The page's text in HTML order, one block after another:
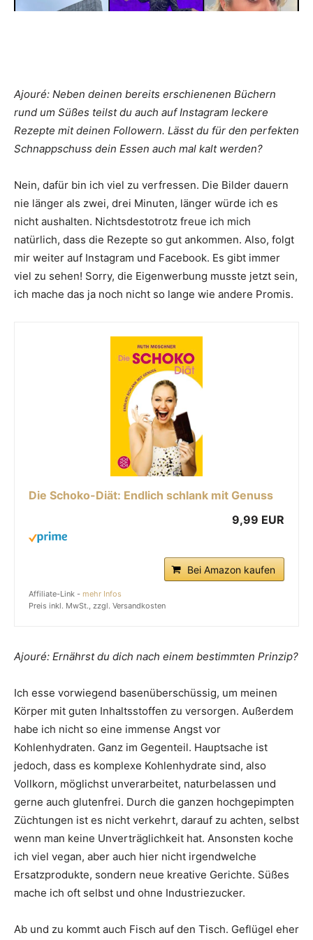
Ajouré: Neben deinen bereits erschienenen Büchern
rund um Süßes teilst du auch auf Instagram leckere
Rezepte mit deinen Followern. Lässt du für den perfekten
Schnappschuss dein Essen auch mal kalt werden?
Nein, dafür bin ich viel zu verfressen. Die Bilder dauern
nie länger als zwei, drei Minuten, länger würde ich es
nicht aushalten. Nichtsdestotrotz freue ich mich
natürlich, dass die Rezepte so gut ankommen. Also, folgt
mir weiter auf Instagram und Facebook. Es gibt immer
viel zu sehen! Sorry, die Eigenwerbung musste jetzt sein,
ich mache das ja noch nicht so lange wie andere Promis.
Die Schoko-Diät: Endlich schlank mit Genuss
9,99 EUR
Bei Amazon kaufen
Affiliate-Link - mehr Infos
Preis inkl. MwSt., zzgl. Versandkosten
Ajouré: Ernährst du dich nach einem bestimmten Prinzip?
Ich esse vorwiegend basenüberschüssig, um meinen
Körper mit guten Inhaltsstoffen zu versorgen. Außerdem
habe ich nicht so eine immense Angst vor
Kohlenhydraten. Ganz im Gegenteil. Hauptsache ist
jedoch, dass es komplexe Kohlenhydrate sind, also
Vollkorn, möglichst unverarbeitet, naturbelassen und
gerne auch glutenfrei. Durch die ganzen hochgepimpten
Züchtungen ist es nicht verkehrt, darauf zu achten, selbst
wenn man keine Unverträglichkeit hat. Ansonsten koche
ich viel vegan, aber auch hier nicht irgendwelche
Ersatzprodukte, sondern neue kreative Gerichte. Süßes
mache ich oft selbst und ohne Industriezucker.
Ab und zu kommt auch Fisch auf den Tisch. Geflügel eher